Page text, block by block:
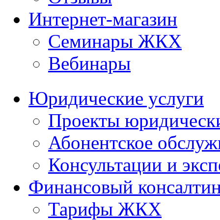
Интернет-магазин
Семинары ЖКХ
Вебинары
Юридические услуги
Проекты
Абонентское
Консультации и
Финансовый
Тарифы ЖКХ